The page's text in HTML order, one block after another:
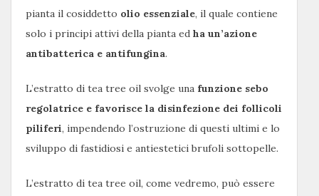
pianta il cosiddetto olio essenziale, il quale contiene
solo i principi attivi della pianta ed ha un’azione
antibatterica e antifungina.
L’estratto di tea tree oil svolge una funzione sebo
regolatrice e favorisce la disinfezione dei follicoli
piliferi, impendendo l’ostruzione di questi ultimi e lo
sviluppo di fastidiosi e antiestetici brufoli sottopelle.
L’estratto di tea tree oil, come vedremo, può essere